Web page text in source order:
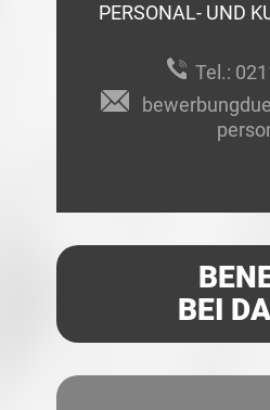
PERSONAL- UND
Tel.:
BEI